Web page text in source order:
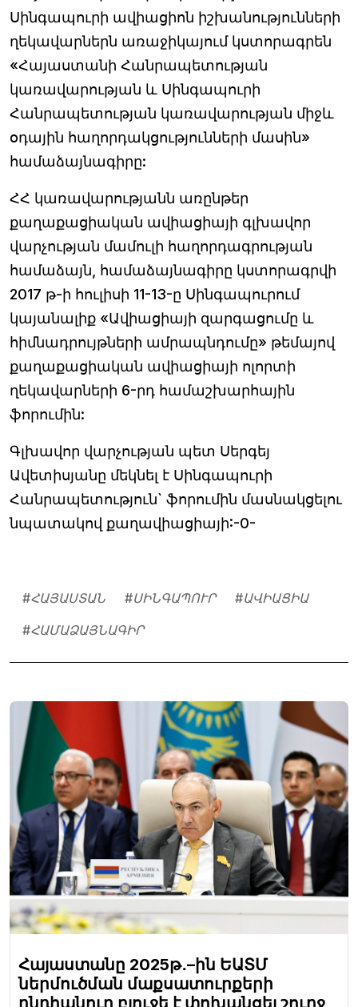
Սինգապուրի ավիացիոն իշխանությունների
ղեկավարներն առաջիկայում կստորագրեն
«Հայաստանի Հանրապետության
կառավարության և Սինգապուրի
Հանրապետության կառավարության միջև
օդային հաղորդակցությունների մասին»
համաձայնագիրը:
ՀՀ կառավարությանն առընթեր
քաղաքացիական ավիացիայի գլխավոր
վարչության մամուլի հաղորդագրության
համաձայն, համաձայնագիրը կստորագրվի
2017 թ-ի հուլիսի 11-13-ը Սինգապուրում
կայանալիք «Ավիացիայի զարգացումը և
հիմնադրույթների ամրապնդումը» թեմայով
քաղաքացիական ավիացիայի ոլորտի
ղեկավարների 6-րդ համաշխարհային
ֆորումին:
Գլխավոր վարչության պետ Սերգեյ
Ավետիսյանը մեկնել է Սինգապուրի
Հանրապետություն` ֆորումին մասնակցելու
նպատակով քաղավիացիայի:-0-
#ՀԱՅԱՍՏԱՆ #ՍԻՆԳԱՊՈՒՐ #ԱՎԻԱՑԻԱ
#ՀԱՄԱՁԱՅՆԱԳԻՐ
Հայաստանը 2025թ․–ին ԵԱՏՄ
ներմուծման մաքսատուրքերի
ընդհանուր բյուջե է փոխանցել շուրջ